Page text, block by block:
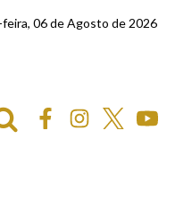
06 de Agosto de 2026